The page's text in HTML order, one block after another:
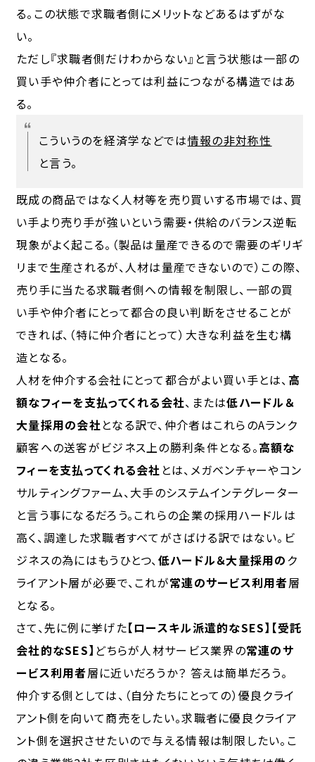
る。この状態で求職者側にメリットなどあるはずがな
い。
ただし『求職者側だけわからない』と言う状態は一部の
買い手や仲介者にとっては利益につながる構造ではあ
る。
こういうのを経済学などでは情報の非対称性
と言う。
既成の商品ではなく人材等を売り買いする市場では、買
い手より売り手が強いという需要・供給のバランス逆転
現象がよく起こる。（製品は量産できるので需要のギリギ
リまで生産されるが、人材は量産できないので）この際、
売り手に当たる求職者側への情報を制限し、一部の買
い手や仲介者にとって都合の良い判断をさせることが
できれば、（特に仲介者にとって）大きな利益を生む構
造となる。
人材を仲介する会社にとって都合がよい買い手とは、 高
額なフィーを支払ってくれる会社、または低ハードル＆
大量採用の会社となる訳で、仲介者はこれらのAランク
顧客への送客がビジネス上の勝利条件となる。高額な
フィーを支払ってくれる会社 とは、メガベンチャーやコン
サルティングファーム、大手のシステムインテグレーター
と言う事になるだろう。これらの企業の採用ハードルは
高く、調達した求職者すべてがさばける訳ではない。ビ
ジネスの為にはもうひとつ、低ハードル＆大量採用のク
ライアント層が必要で、これが常連のサービス利用者層
となる。
さて、先に例に挙げた【ロースキル派遣的なSES】【受託
会社的なSES】 どちらが人材サービス業界の常連のサ
ービス利用者層に近いだろうか？ 答えは簡単だろう。
仲介する側としては、（自分たちにとっての）優良クライ
アント側を向いて商売をしたい。求職者に優良クライア
ント側を選択させたいので与える情報は制限したい。こ